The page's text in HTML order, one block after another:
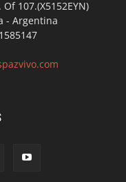
107.(X5152EYN)
- Argentina